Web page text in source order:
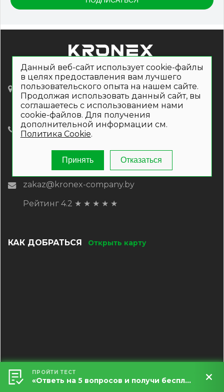
Ленинградский проспект, д. 36, стр. 40,
пом.210
(ВТБ-Арена, 710 метров от метро Динамо)
+7 (499) 112-36-40
Пн-Пт: 8.30 - 17.15
Сб-Вс: выходные
zakaz@kronex-company.by
Рейтинг 4.2 ★ ★ ★ ★ ★
КАК ДОБРАТЬСЯ Открыть карту
Данный веб-сайт использует cookie-файлы
в целях предоставления вам лучшего
пользовательского опыта на нашем сайте.
Продолжая использовать данный сайт, вы
соглашаетесь с использованием нами
cookie-файлов. Для получения
дополнительной информации см.
Политика Cookie.
Принять Отказаться
ПРОЙТИ ТЕСТ
«Ответь на 5 вопросов и получи бесплатный расчет террасы за 5 минут!»